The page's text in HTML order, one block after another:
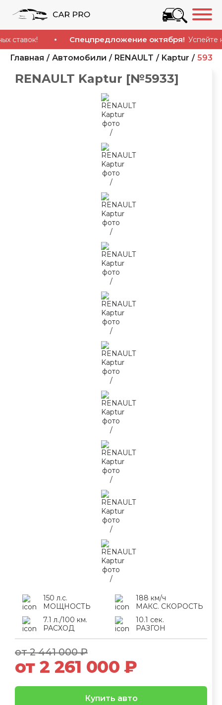
Спецпредложение октября!Успейте
Главная Автомобили RENAULT Kaptur 5933
RENAULT Kaptur [№5933]
от 2 441 000 ₽
от 2 261 000 ₽
Купить авто
150 л.с.
МОЩНОСТЬ
188 км/ч
МАКС. СКОРОСТЬ
7.1 л./100 км.
РАСХОД
10.1 сек.
РАЗГОН